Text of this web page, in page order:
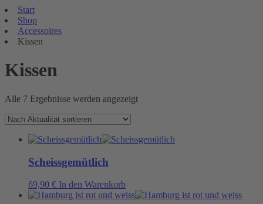
Start
Shop
Accessoires
Kissen
Kissen
Alle 7 Ergebnisse werden angezeigtNach
Scheissgemütlich
69,90 € In den Warenkorb